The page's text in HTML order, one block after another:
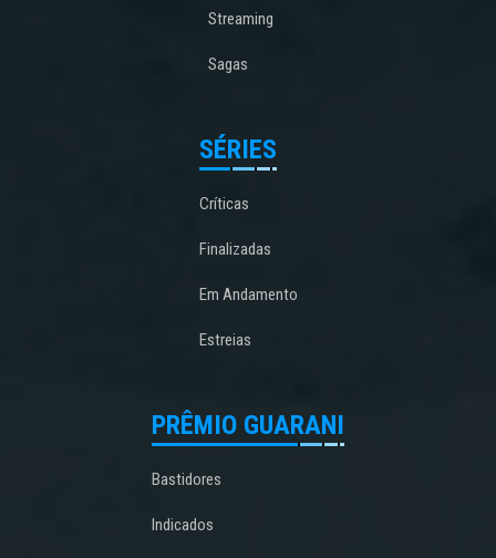
Streaming
Sagas
SÉRIES
Críticas
Finalizadas
Em Andamento
Estreias
PRÊMIO GUARANI
Bastidores
Indicados